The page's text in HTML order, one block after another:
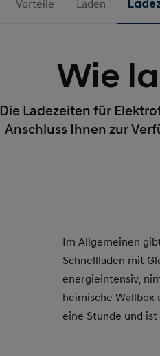
Vorteile Laden
Wie
Die Ladezeiten für
Anschluss Ihnen zur
Im Allgemeinen
Schnellladen mit
energieintensiv,
heimische Wallbox
eine Stunde und